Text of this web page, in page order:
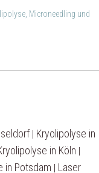
Microneedling und
| Kryolipolyse in
in Köln |
in Potsdam | Laser